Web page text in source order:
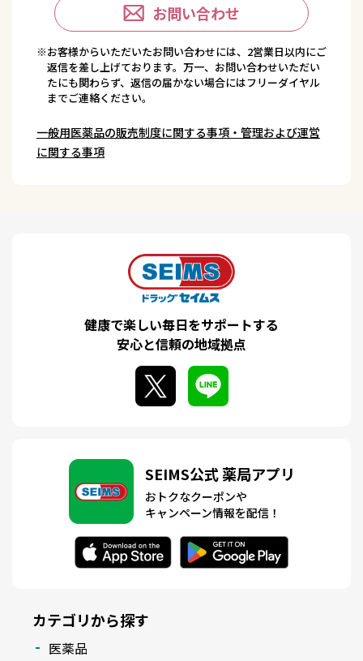
お問い合わせ
※お客様からいただいたお問い合わせには、2営業日以内にご
返信を差し上げております。万一、お問い合わせいただい
たにも関わらず、返信の届かない場合にはフリーダイヤル
までご連絡ください。
一般用医薬品の販売制度に関する事項・管理および運営
に関する事項
健康で楽しい毎日をサポートする
安心と信頼の地域拠点
SEIMS公式 薬局アプリ
おトクなクーポンや
キャンペーン情報を配信！
カテゴリから探す
医薬品